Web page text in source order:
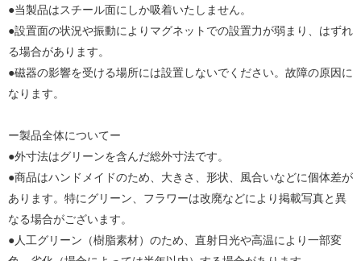
●当製品はスチール面にしか吸着いたしません。
●設置面の状況や振動によりマグネットでの設置力が弱まり、はずれ
る場合があります。
●磁器の影響を受ける場所には設置しないでください。故障の原因に
なります。
ー製品全体についてー
●外寸法はグリーンを含んだ総外寸法です。
●商品はハンドメイドのため、大きさ、形状、風合いなどに個体差が
あります。特にグリーン、フラワーは改廃などにより掲載写真と異
なる場合がございます。
●人工グリーン（樹脂素材）のため、直射日光や高温により一部変